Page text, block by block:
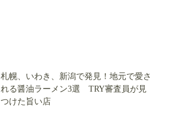
札幌、いわき、新潟で発見！地元で愛さ
れる醤油ラーメン3選 TRY審査員が見
つけた旨い店